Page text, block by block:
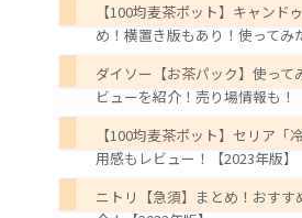
【100均麦茶ポット】キャンド
め！横置き版もあり！使ってみ
ダイソー【お茶パック】使って
ビューを紹介！売り場情報も！
【100均麦茶ポット】セリア「
用感もレビュー！【2023年版】
ニトリ【急須】まとめ！おすす